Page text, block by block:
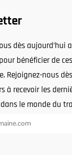
dès aujourd’hui
bénéficier de
Rejoignez-nous
à recevoir les
le monde du